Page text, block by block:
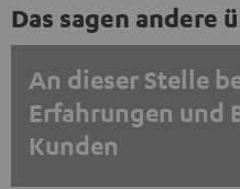
Das sagen andere
An dieser Stelle
Erfahrungen und
Kunden